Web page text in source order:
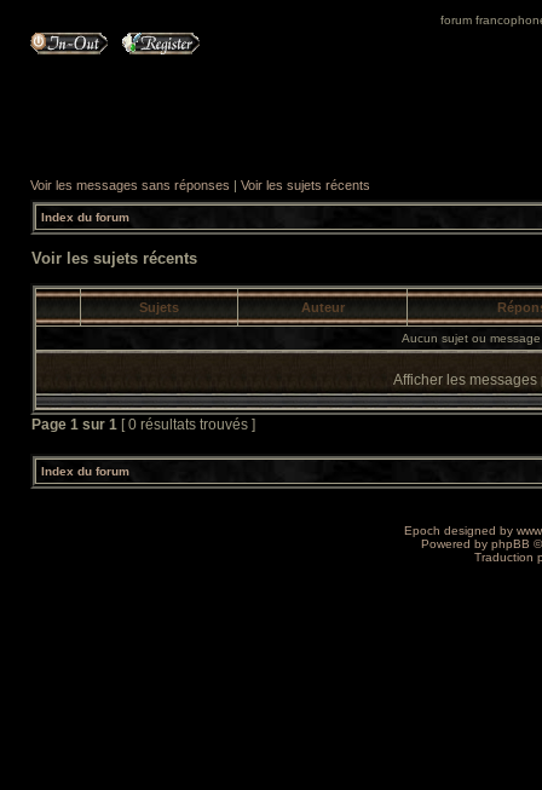
forum
Voir les messages sans réponses | Voir les sujets récents
Index du forum
Voir les sujets récents
Sujets Auteur
Aucun sujet ou
Afficher les messages
Page 1 sur 1 [ 0 résultats trouvés ]
Index du forum
Epoch designed by
Powered by phpBB
Traduction